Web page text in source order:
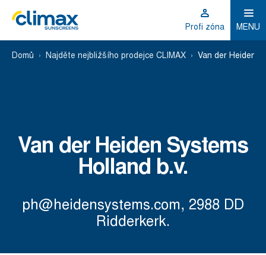
Profi zóna MENU
Domů Najděte nejbližšího prodejce CLIMAX Van der Heiden
Van der Heiden Systems
Holland b.v.
ph@heidensystems.com, 2988 DD
Ridderkerk.